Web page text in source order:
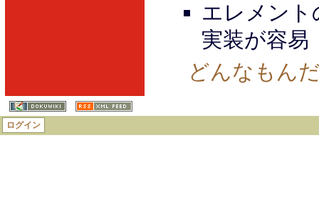
エレメント
実装が容易
どんなもん